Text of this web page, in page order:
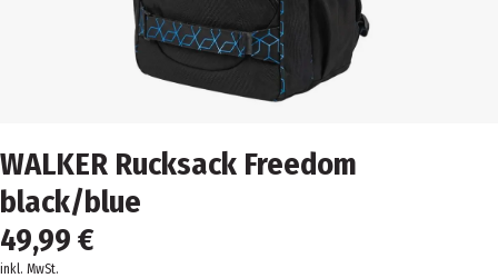
WALKER Rucksack Freedom
black/blue
49,99 €
inkl. MwSt.